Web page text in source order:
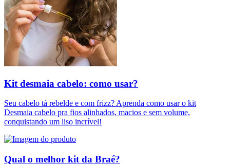
Kit desmaia cabelo: como usar?
Seu cabelo tá rebelde e com frizz? Aprenda como usar o kit
Desmaia cabelo pra fios alinhados, macios e sem volume,
conquistando um liso incrível!
Qual o melhor kit da Braé?